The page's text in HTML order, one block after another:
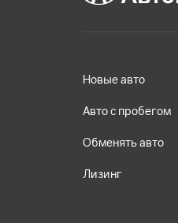
Новые авто
Авто с пробегом
Обменять авто
Лизинг